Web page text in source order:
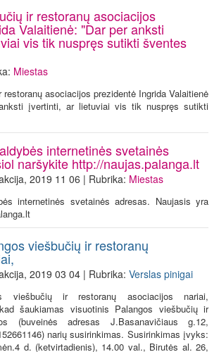
ir restoranų asociacijos
Valaitienė: "Dar per anksti
vis tik nuspręs sutikti šventes
Miestas
asociacijos prezidentė Ingrida Valaitienė
įvertinti, ar lietuviai vis tik nuspręs sutikti
internetinės svetainės
naršykite http://naujas.palanga.lt
2019 11 06 | Rubrika: Miestas
internetinės svetainės adresas. Naujasis yra
viešbučių ir restoranų
2019 03 04 | Rubrika: Verslas pinigai
viešbučių ir restoranų asociacijos nariai,
šaukiamas visuotinis Palangos viešbučių ir
(buveinės adresas J.Basanavičiaus g.12,
narių susirinkimas. Susirinkimas įvyks:
d. (ketvirtadienis), 14.00 val., Birutės al. 26,